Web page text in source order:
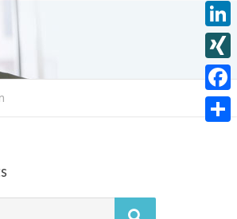
XING